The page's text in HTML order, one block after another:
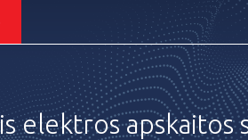
elektros apskaitos